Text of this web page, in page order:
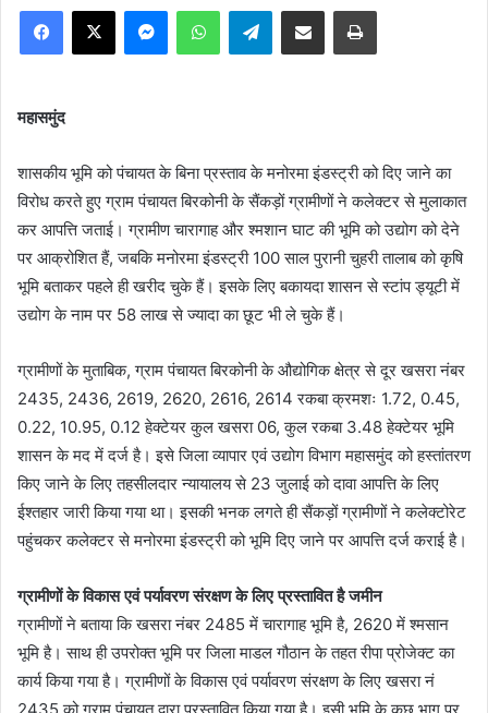
Facebook
X MessengerWhatsAppTelegramShare via Email Print
महासमुंद
शासकीय भूमि को पंचायत के बिना प्रस्ताव के मनोरमा इंडस्ट्री को दिए जाने का
विरोध करते हुए ग्राम पंचायत बिरकोनी के सैंकड़ों ग्रामीणों ने कलेक्टर से मुलाकात
कर आपत्ति जताई। ग्रामीण चारागाह और श्मशान घाट की भूमि को उद्योग को देने
पर आक्रोशित हैं, जबकि मनोरमा इंडस्ट्री 100 साल पुरानी चुहरी तालाब को कृषि
भूमि बताकर पहले ही खरीद चुके हैं। इसके लिए बकायदा शासन से स्टांप ड्यूटी में
उद्योग के नाम पर 58 लाख से ज्यादा का छूट भी ले चुके हैं।
ग्रामीणों के मुताबिक, ग्राम पंचायत बिरकोनी के औद्योगिक क्षेत्र से दूर खसरा नंबर
2435, 2436, 2619, 2620, 2616, 2614 रकबा क्रमशः 1.72, 0.45,
0.22, 10.95, 0.12 हेक्टेयर कुल खसरा 06, कुल रकबा 3.48 हेक्टेयर भूमि
शासन के मद में दर्ज है। इसे जिला व्यापार एवं उद्योग विभाग महासमुंद को हस्तांतरण
किए जाने के लिए तहसीलदार न्यायालय से 23 जुलाई को दावा आपत्ति के लिए
ईश्तहार जारी किया गया था। इसकी भनक लगते ही सैंकड़ों ग्रामीणों ने कलेक्टोरेट
पहुंचकर कलेक्टर से मनोरमा इंडस्ट्री को भूमि दिए जाने पर आपत्ति दर्ज कराई है।
ग्रामीणों के विकास एवं पर्यावरण संरक्षण के लिए प्रस्तावित है जमीन
ग्रामीणों ने बताया कि खसरा नंबर 2485 में चारागाह भूमि है, 2620 में श्मसान
भूमि है। साथ ही उपरोक्त भूमि पर जिला माडल गौठान के तहत रीपा प्रोजेक्ट का
कार्य किया गया है। ग्रामीणों के विकास एवं पर्यावरण संरक्षण के लिए खसरा नं